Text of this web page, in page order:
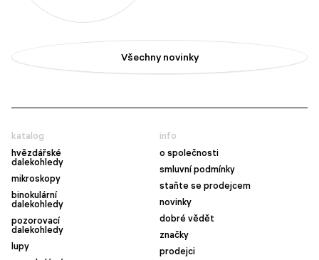
Všechny novinky
katalog
hvězdářské
dalekohledy
mikroskopy
binokulární
dalekohledy
pozorovací
dalekohledy
lupy
info
o společnosti
smluvní podmínky
staňte se prodejcem
novinky
dobré vědět
značky
prodejci